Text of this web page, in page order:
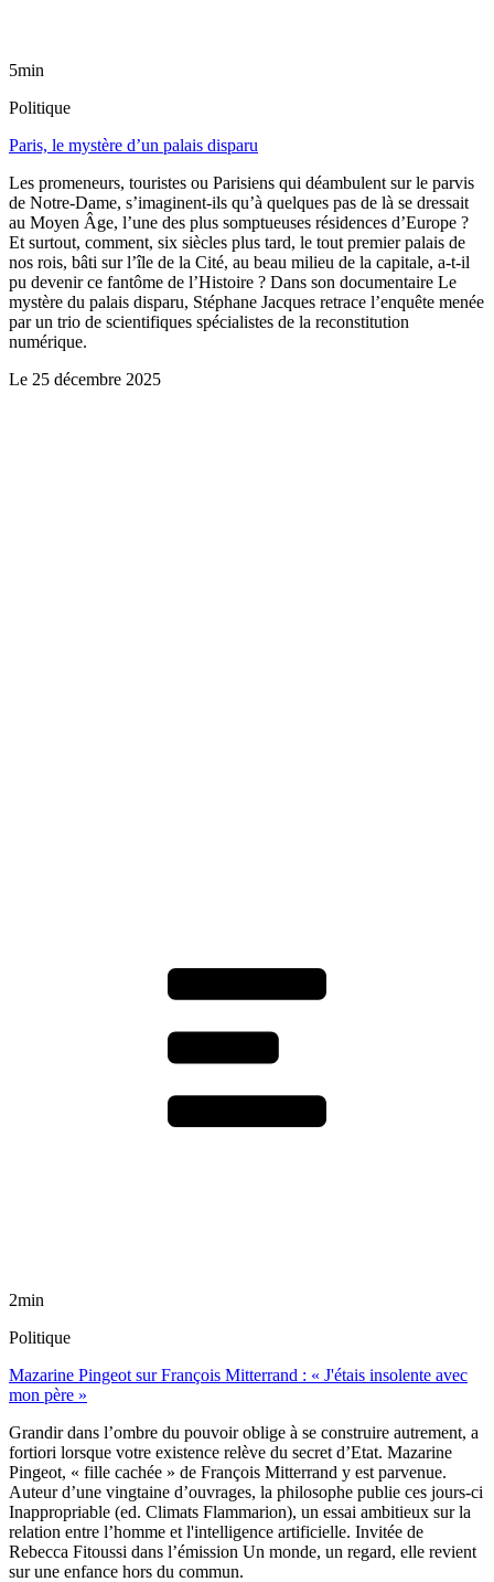
5min
Politique
Paris, le mystère d’un palais disparu
Les promeneurs, touristes ou Parisiens qui déambulent sur le parvis
de Notre-Dame, s’imaginent-ils qu’à quelques pas de là se dressait
au Moyen Âge, l’une des plus somptueuses résidences d’Europe ?
Et surtout, comment, six siècles plus tard, le tout premier palais de
nos rois, bâti sur l’île de la Cité, au beau milieu de la capitale, a-t-il
pu devenir ce fantôme de l’Histoire ? Dans son documentaire Le
mystère du palais disparu, Stéphane Jacques retrace l’enquête menée
par un trio de scientifiques spécialistes de la reconstitution
numérique.
Le 25 décembre 2025
2min
Politique
Mazarine Pingeot sur François Mitterrand : « J'étais insolente avec
mon père »
Grandir dans l’ombre du pouvoir oblige à se construire autrement, a
fortiori lorsque votre existence relève du secret d’Etat. Mazarine
Pingeot, « fille cachée » de François Mitterrand y est parvenue.
Auteur d’une vingtaine d’ouvrages, la philosophe publie ces jours-ci
Inappropriable (ed. Climats Flammarion), un essai ambitieux sur la
relation entre l’homme et l'intelligence artificielle. Invitée de
Rebecca Fitoussi dans l’émission Un monde, un regard, elle revient
sur une enfance hors du commun.